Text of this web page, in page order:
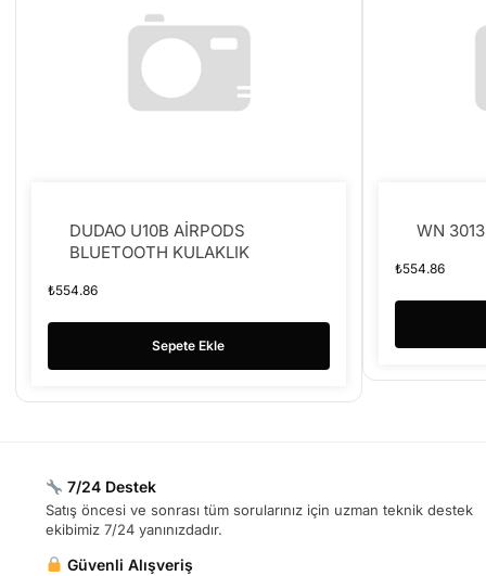
DUDAO U10B AİRPODS
BLUETOOTH KULAKLIK
₺554.86
Sepete Ekle
WN
₺554.86
7/24 Destek
Satış öncesi ve sonrası tüm sorularınız için uzman teknik destek
ekibimiz 7/24 yanınızdadır.
Güvenli Alışveriş